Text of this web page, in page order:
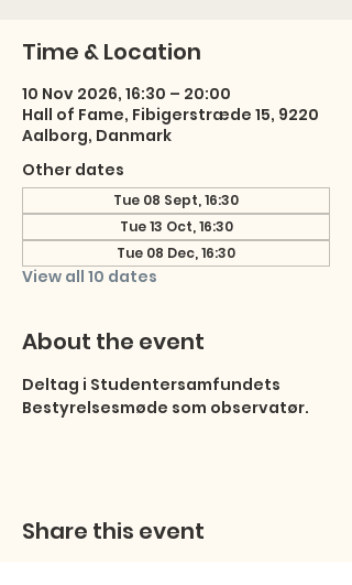
Time & Location
10 Nov 2026, 16:30 – 20:00
Hall of Fame, Fibigerstræde 15, 9220
Aalborg, Danmark
Other dates
Tue 08 Sept, 16:30
Tue 13 Oct, 16:30
Tue 08 Dec, 16:30
View all 10 dates
About the event
Deltag i Studentersamfundets
Bestyrelsesmøde som observatør.
Share this event